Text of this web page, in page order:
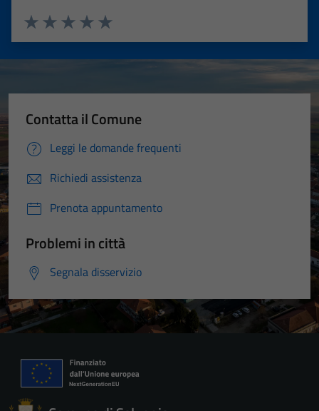
Valuta 5 stelle su 5
Valuta 4 stelle su 5
Valuta 3 stelle su 5
Valuta 2 stelle su 5
Valuta 1 stelle su 5
Contatta il Comune
Leggi le domande frequenti
Richiedi assistenza
Prenota appuntamento
Problemi in città
Segnala disservizio